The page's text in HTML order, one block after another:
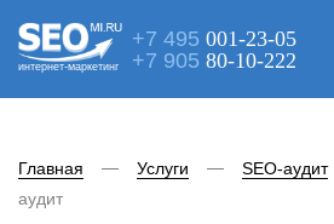
интернет-маркетинг
+7 495 001-23-05
+7 905 80-10-222
Главная Услуги SEO-аудит
аудит